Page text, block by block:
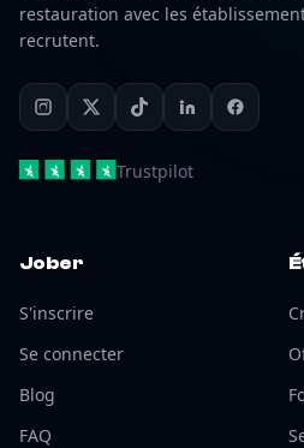
restauration avec les
recrutent.
Trustpilot
Jober
S'inscrire
Se connecter
Blog
FAQ